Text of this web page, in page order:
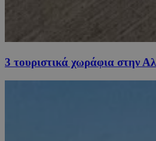
3 τουριστικά χωράφια στην